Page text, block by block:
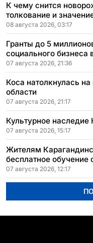
К чему снится
толкование и
08 августа 2026, 03:17
Гранты до 5
социального бизнеса
07 августа 2026, 21:36
Коса натолкнулась
области
07 августа 2026, 21:17
Культурное
07 августа 2026, 15:17
Жителям
бесплатное обучение
07 августа 2026, 12:17